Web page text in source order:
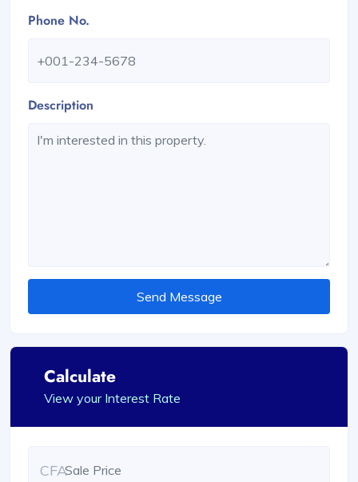
Phone No.
Description
Send Message
Calculate
View your Interest Rate
CFA